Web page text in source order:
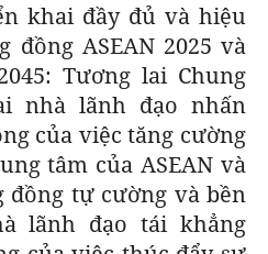
khai đầy đủ và hiệu
đồng ASEAN 2025 và
Tương lai Chung
nhà lãnh đạo nhấn
của việc tăng cường
tâm của ASEAN và
đồng tự cường và bền
lãnh đạo tái khẳng